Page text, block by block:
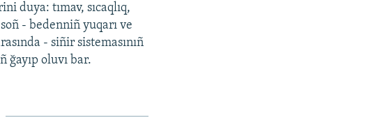
duya: tımav, sıcaqlıq,
- bedenniñ yuqarı ve
- siñir sistemasınıñ
oluvı bar.